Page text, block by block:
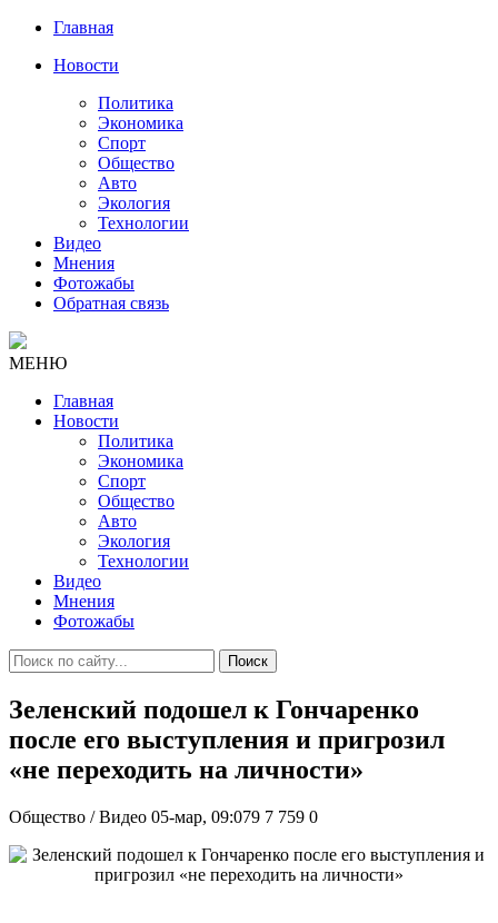
Главная
Новости
Политика
Экономика
Спорт
Общество
Авто
Экология
Технологии
Видео
Мнения
Фотожабы
Обратная связь
МЕНЮ
Главная
Новости
Политика
Экономика
Спорт
Общество
Авто
Экология
Технологии
Видео
Мнения
Фотожабы
Поиск
Зеленский подошел к Гончаренко
после его выступления и пригрозил
«не переходить на личности»
Общество / Видео 05-мар, 09:079 7 759 0